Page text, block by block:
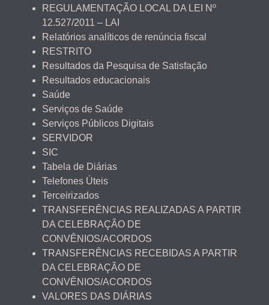
REGULAMENTAÇÃO LOCAL DA LEI Nº
12.527/2011 – LAI
Relatórios analíticos de renúncia fiscal
RESTRITO
Resultados da Pesquisa de Satisfação
Resultados educacionais
Saúde
Serviços de Saúde
Serviços Públicos Digitais
SERVIDOR
SIC
Tabela de Diárias
Telefones Úteis
Terceirizados
TRANSFERÊNCIAS REALIZADAS A PARTIR
DA CELEBRAÇÃO DE
CONVÊNIOS/ACORDOS
TRANSFERÊNCIAS RECEBIDAS A PARTIR
DA CELEBRAÇÃO DE
CONVÊNIOS/ACORDOS
VALORES DAS DIÁRIAS